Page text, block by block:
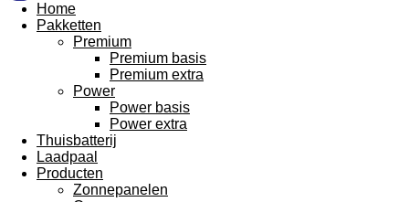
Home
Pakketten
Premium
Premium basis
Premium extra
Power
Power basis
Power extra
Thuisbatterij
Laadpaal
Producten
Zonnepanelen